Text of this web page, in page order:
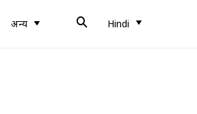
अन्य Hindi